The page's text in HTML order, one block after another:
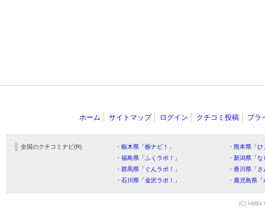
ホーム サイトマップ ログイン クチコミ投稿 プラ
全国のクチコミナビ(R) ・栃木県「栃ナビ！」
・熊本県「
・福島県「ふくラボ！」
・新潟県「
・群馬県「ぐんラボ！」
・香川県「
・石川県「金沢ラボ！」
・鹿児島県
(C) HitBit